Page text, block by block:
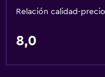
Áreas designadas para
Servicios básicos
Wifi gratis
Relación calidad-precio
8,0